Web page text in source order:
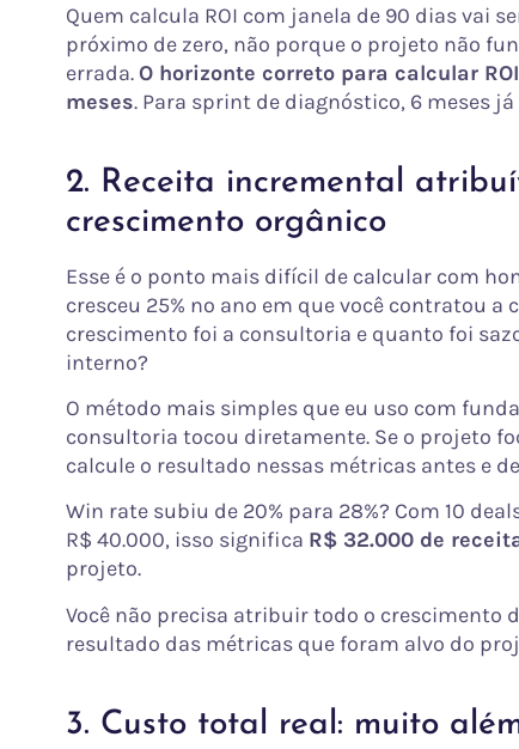
Quem calcula ROI com janela de 90 dias vai
próximo de zero, não porque o projeto não
errada. O horizonte correto para calcular
meses. Para sprint de diagnóstico, 6 meses
2. Receita incremental
crescimento orgânico
Esse é o ponto mais difícil de calcular com
cresceu 25% no ano em que você contratou
crescimento foi a consultoria e quanto foi
interno?
O método mais simples que eu uso com
consultoria tocou diretamente. Se o projeto
calcule o resultado nessas métricas antes e
Win rate subiu de 20% para 28%? Com 10
R$ 40.000, isso significa R$ 32.000 de
projeto.
Você não precisa atribuir todo o crescimento
resultado das métricas que foram alvo do
3. Custo total real: muito